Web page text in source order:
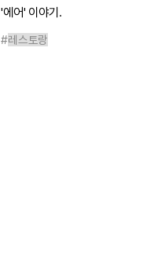
'에어' 이야기.
#레스토랑